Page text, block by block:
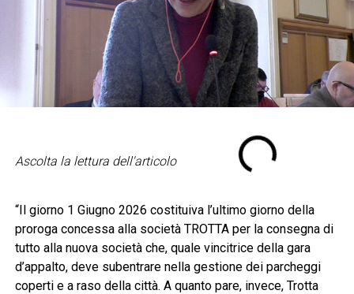
Ascolta la lettura dell'articolo
“Il giorno 1 Giugno 2026 costituiva l’ultimo giorno della
proroga concessa alla società TROTTA per la consegna di
tutto alla nuova società che, quale vincitrice della gara
d’appalto, deve subentrare nella gestione dei parcheggi
coperti e a raso della città. A quanto pare, invece, Trotta